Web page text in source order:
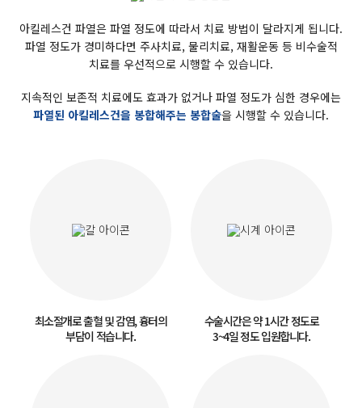
아킬레스건 파열은 파열 정도에 따라서 치료 방법이 달라지게 됩니다.
파열 정도가 경미하다면 주사치료, 물리치료, 재활운동 등 비수술적
치료를 우선적으로 시행할 수 있습니다.
지속적인 보존적 치료에도 효과가 없거나 파열 정도가 심한 경우에는
파열된 아킬레스건을 봉합해주는 봉합술을 시행할 수 있습니다.
최소절개로 출혈 및 감염, 흉터의
부담이 적습니다.
수술시간은 약 1시간 정도로
3~4일 정도 입원합니다.